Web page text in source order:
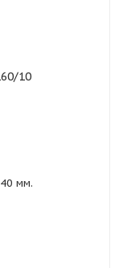
10
40 мм.